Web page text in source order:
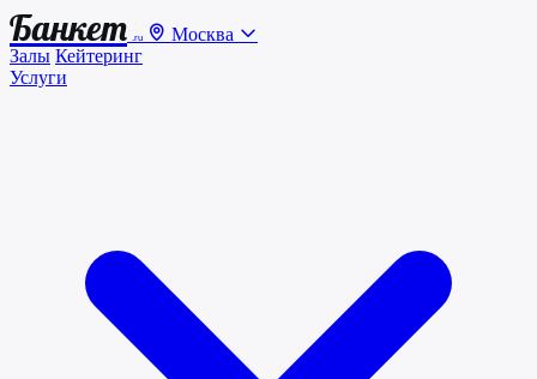
Банкет .ru
Москва
Залы Кейтеринг
Услуги